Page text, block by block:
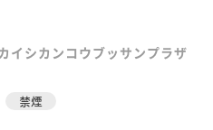
イシカンコウブッサンプラザ
禁煙